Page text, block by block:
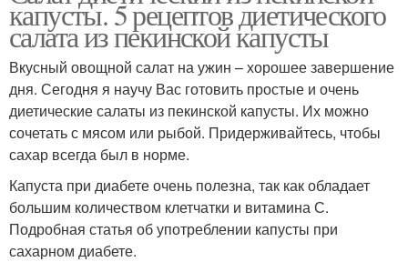
капусты. 5 рецептов диетического
салата из пекинской капусты
Вкусный овощной салат на ужин – хорошее завершение
дня. Сегодня я научу Вас готовить простые и очень
диетические салаты из пекинской капусты. Их можно
сочетать с мясом или рыбой. Придерживайтесь, чтобы
сахар всегда был в норме.
Капуста при диабете очень полезна, так как обладает
большим количеством клетчатки и витамина С.
Подробная статья об употреблении капусты при
сахарном диабете.